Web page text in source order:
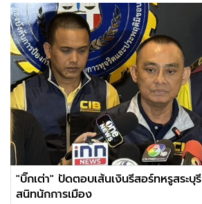
"บิ๊กเต่า" ปัดตอบเส้นเงินรีสอร์ทหรูสระบุ
สนิทนักการเมือง